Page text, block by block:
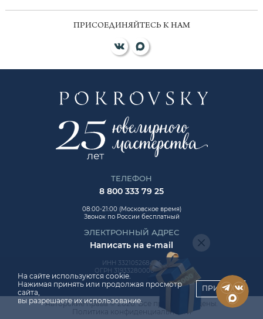
ПРИСОЕДИНЯЙТЕСЬ К НАМ
ТЕЛЕФОН
8 800 333 79 25
08:00-21:00 (Московское время)
Звонок по России бесплатный
ЭЛЕКТРОННЫЙ АДРЕС
Написать на e-mail
ИНН 332105268454
ОГРН 319332800006992
Авторские права © 2026. Все права защищены.
Политика конфиденциальности
На сайте используются cookie.
Нажимая принять или продолжая просмотр
сайта,
вы разрешаете их использование.
ПРИНЯТЬ
ChatApp